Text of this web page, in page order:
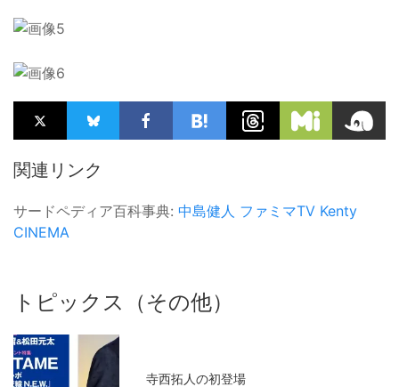
関連リンク
サードペディア百科事典: 中島健人 ファミマTV Kenty
CINEMA
トピックス（その他）
寺西拓人の初登場